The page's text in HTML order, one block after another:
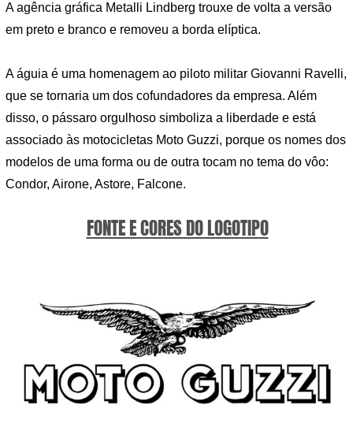
A agência gráfica Metalli Lindberg trouxe de volta a versão
em preto e branco e removeu a borda elíptica.
A águia é uma homenagem ao piloto militar Giovanni Ravelli,
que se tornaria um dos cofundadores da empresa. Além
disso, o pássaro orgulhoso simboliza a liberdade e está
associado às motocicletas Moto Guzzi, porque os nomes dos
modelos de uma forma ou de outra tocam no tema do vôo:
Condor, Airone, Astore, Falcone.
FONTE E CORES DO LOGOTIPO